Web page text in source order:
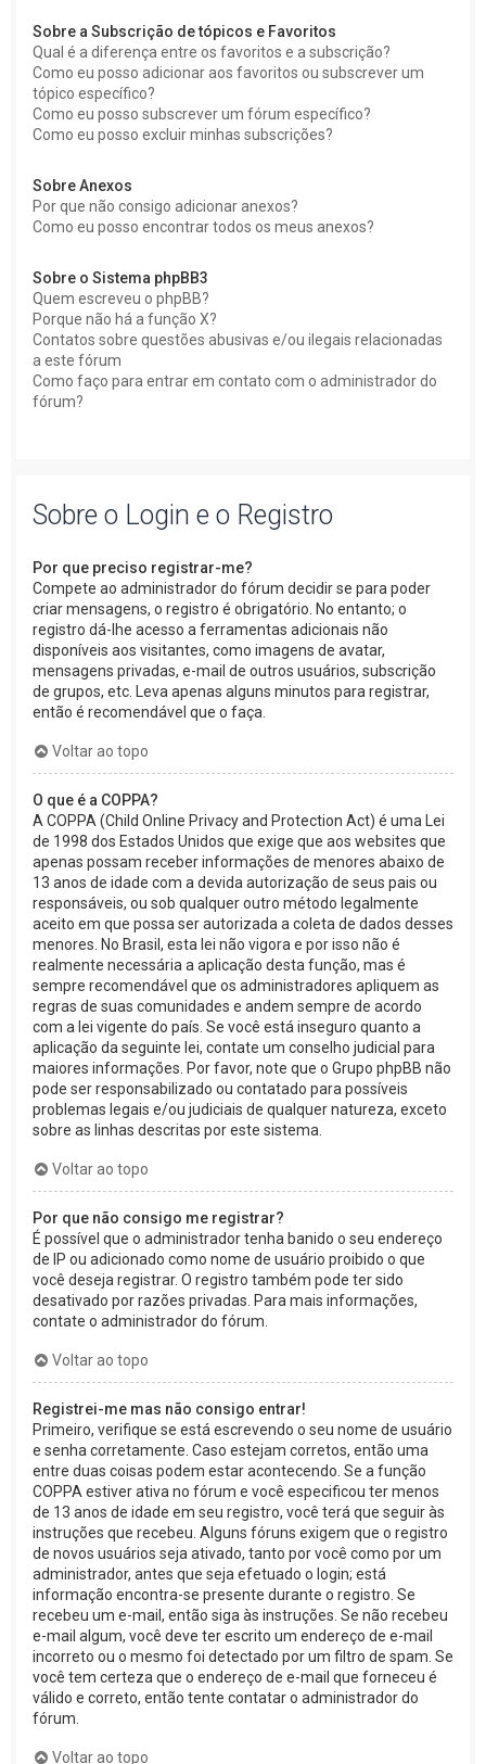
Sobre a Subscrição de tópicos e Favoritos
Qual é a diferença entre os favoritos e a subscrição?
Como eu posso adicionar aos favoritos ou subscrever um
tópico específico?
Como eu posso subscrever um fórum específico?
Como eu posso excluir minhas subscrições?
Sobre Anexos
Por que não consigo adicionar anexos?
Como eu posso encontrar todos os meus anexos?
Sobre o Sistema phpBB3
Quem escreveu o phpBB?
Porque não há a função X?
Contatos sobre questões abusivas e/ou ilegais relacionadas
a este fórum
Como faço para entrar em contato com o administrador do
fórum?
Sobre o Login e o Registro
Por que preciso registrar-me?
Compete ao administrador do fórum decidir se para poder
criar mensagens, o registro é obrigatório. No entanto; o
registro dá-lhe acesso a ferramentas adicionais não
disponíveis aos visitantes, como imagens de avatar,
mensagens privadas, e-mail de outros usuários, subscrição
de grupos, etc. Leva apenas alguns minutos para registrar,
então é recomendável que o faça.
Voltar ao topo
O que é a COPPA?
A COPPA (Child Online Privacy and Protection Act) é uma Lei
de 1998 dos Estados Unidos que exige que aos websites que
apenas possam receber informações de menores abaixo de
13 anos de idade com a devida autorização de seus pais ou
responsáveis, ou sob qualquer outro método legalmente
aceito em que possa ser autorizada a coleta de dados desses
menores. No Brasil, esta lei não vigora e por isso não é
realmente necessária a aplicação desta função, mas é
sempre recomendável que os administradores apliquem as
regras de suas comunidades e andem sempre de acordo
com a lei vigente do país. Se você está inseguro quanto a
aplicação da seguinte lei, contate um conselho judicial para
maiores informações. Por favor, note que o Grupo phpBB não
pode ser responsabilizado ou contatado para possíveis
problemas legais e/ou judiciais de qualquer natureza, exceto
sobre as linhas descritas por este sistema.
Voltar ao topo
Por que não consigo me registrar?
É possível que o administrador tenha banido o seu endereço
de IP ou adicionado como nome de usuário proibido o que
você deseja registrar. O registro também pode ter sido
desativado por razões privadas. Para mais informações,
contate o administrador do fórum.
Voltar ao topo
Registrei-me mas não consigo entrar!
Primeiro, verifique se está escrevendo o seu nome de usuário
e senha corretamente. Caso estejam corretos, então uma
entre duas coisas podem estar acontecendo. Se a função
COPPA estiver ativa no fórum e você especificou ter menos
de 13 anos de idade em seu registro, você terá que seguir às
instruções que recebeu. Alguns fóruns exigem que o registro
de novos usuários seja ativado, tanto por você como por um
administrador, antes que seja efetuado o login; está
informação encontra-se presente durante o registro. Se
recebeu um e-mail, então siga às instruções. Se não recebeu
e-mail algum, você deve ter escrito um endereço de e-mail
incorreto ou o mesmo foi detectado por um filtro de spam. Se
você tem certeza que o endereço de e-mail que forneceu é
válido e correto, então tente contatar o administrador do
fórum.
Voltar ao topo